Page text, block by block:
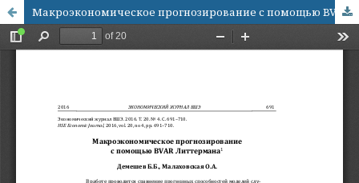
Макроэкономическое прогнозирование с помощью BVAR Литтермана